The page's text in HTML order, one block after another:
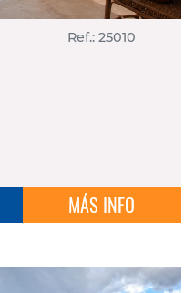
Ref.: 25010
MÁS INFO